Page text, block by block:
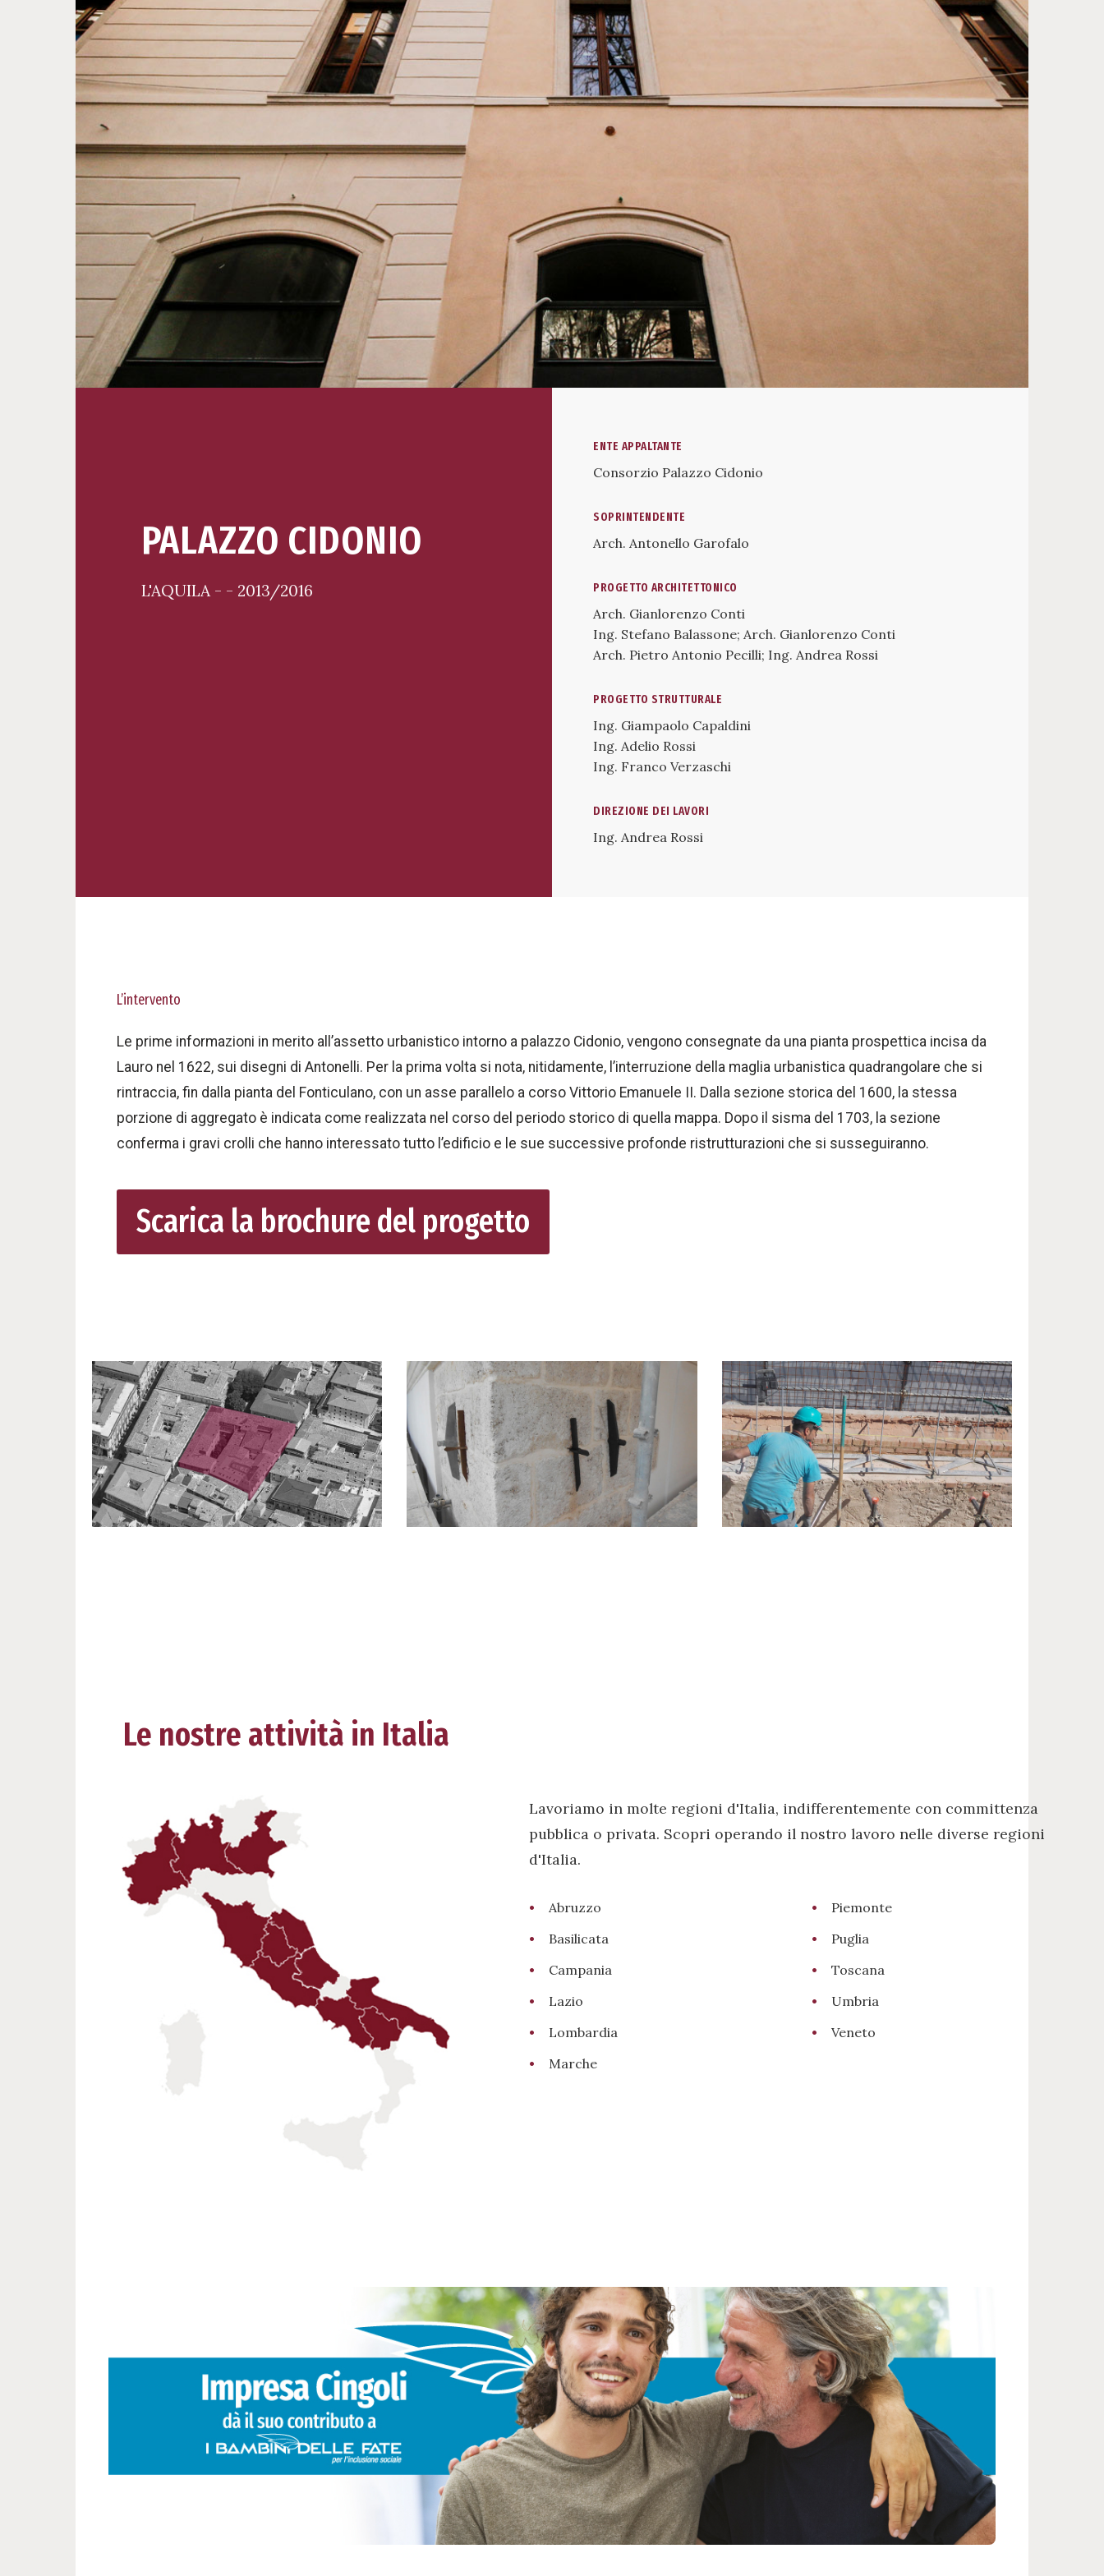
PALAZZO CIDONIO
L'AQUILA - - 2013/2016
ENTE APPALTANTE
Consorzio Palazzo Cidonio
SOPRINTENDENTE
Arch. Antonello Garofalo
PROGETTO ARCHITETTONICO
Arch. Gianlorenzo Conti
Ing. Stefano Balassone; Arch. Gianlorenzo Conti
Arch. Pietro Antonio Pecilli; Ing. Andrea Rossi
PROGETTO STRUTTURALE
Ing. Giampaolo Capaldini
Ing. Adelio Rossi
Ing. Franco Verzaschi
DIREZIONE DEI LAVORI
Ing. Andrea Rossi
L’intervento
Le prime informazioni in merito all’assetto urbanistico intorno a palazzo Cidonio, vengono consegnate da una pianta prospettica incisa da
Lauro nel 1622, sui disegni di Antonelli. Per la prima volta si nota, nitidamente, l’interruzione della maglia urbanistica quadrangolare che si
rintraccia, fin dalla pianta del Fonticulano, con un asse parallelo a corso Vittorio Emanuele II. Dalla sezione storica del 1600, la stessa
porzione di aggregato è indicata come realizzata nel corso del periodo storico di quella mappa. Dopo il sisma del 1703, la sezione
conferma i gravi crolli che hanno interessato tutto l’edificio e le sue successive profonde ristrutturazioni che si susseguiranno.
Scarica la brochure del progetto
Le nostre attività in Italia
Lavoriamo in molte regioni d'Italia, indifferentemente con committenza
pubblica o privata. Scopri operando il nostro lavoro nelle diverse regioni
d'Italia.
Abruzzo
Basilicata
Campania
Lazio
Lombardia
Marche
Piemonte
Puglia
Toscana
Umbria
Veneto